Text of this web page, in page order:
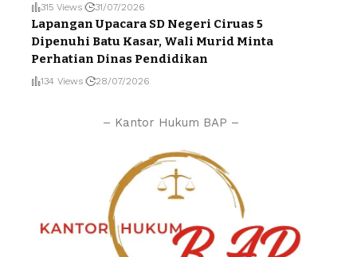
315 Views 31/07/2026
Lapangan Upacara SD Negeri Ciruas 5
Dipenuhi Batu Kasar, Wali Murid Minta
Perhatian Dinas Pendidikan
134 Views 28/07/2026
– Kantor Hukum BAP –